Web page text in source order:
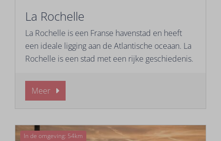
La Rochelle
La Rochelle is een Franse havenstad en heeft
een ideale ligging aan de Atlantische oceaan. La
Rochelle is een stad met een rijke geschiedenis.
Meer
In de omgeving: 54km